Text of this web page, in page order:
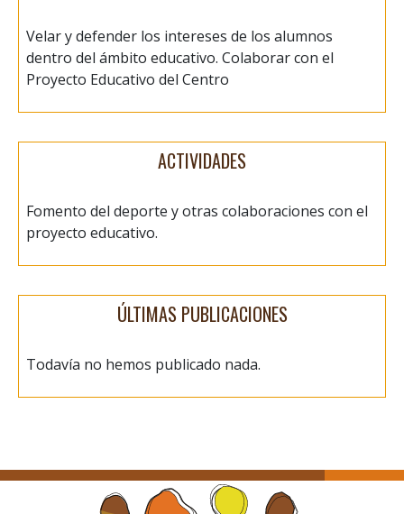
Velar y defender los intereses de los alumnos
dentro del ámbito educativo. Colaborar con el
Proyecto Educativo del Centro
ACTIVIDADES
Fomento del deporte y otras colaboraciones con el
proyecto educativo.
ÚLTIMAS PUBLICACIONES
Todavía no hemos publicado nada.